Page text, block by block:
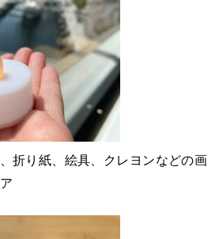
折り紙、絵具、クレヨンなどの画